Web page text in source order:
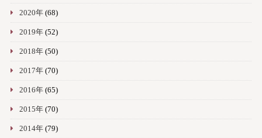
2020年(68)
2019年(52)
2018年(50)
2017年(70)
2016年(65)
2015年(70)
2014年(79)